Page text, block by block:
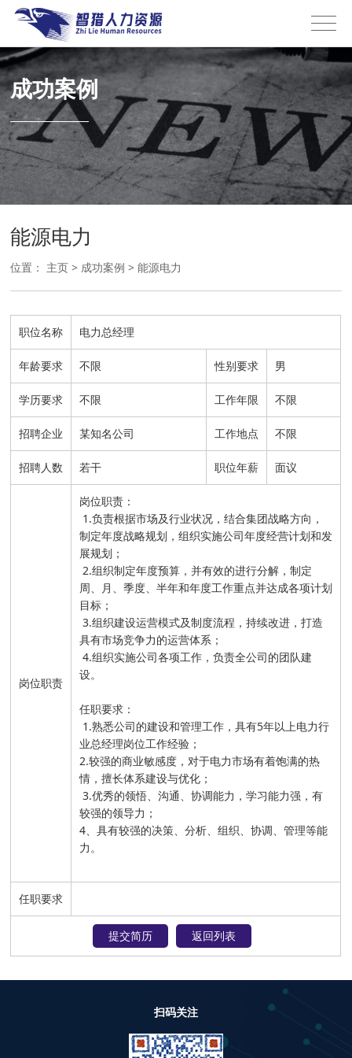
成功案例
能源电力
位置： 主页 > 成功案例 >能源电力
职位名称 电力总经理
年龄要求 不限 性别要求 男
学历要求 不限 工作年限 不限
招聘企业 某知名公司 工作地点 不限
招聘人数 若干 职位年薪 面议
岗位职责
岗位职责：
1.负责根据市场及行业状况，结合集团战略方向，
制定年度战略规划，组织实施公司年度经营计划和发
展规划；
2.组织制定年度预算，并有效的进行分解，制定
周、月、季度、半年和年度工作重点并达成各项计划
目标；
3.组织建设运营模式及制度流程，持续改进，打造
具有市场竞争力的运营体系；
4.组织实施公司各项工作，负责全公司的团队建
设。
任职要求：
1.熟悉公司的建设和管理工作，具有5年以上电力行
业总经理岗位工作经验；
2.较强的商业敏感度，对于电力市场有着饱满的热
情，擅长体系建设与优化；
3.优秀的领悟、沟通、协调能力，学习能力强，有
较强的领导力；
4、具有较强的决策、分析、组织、协调、管理等能
力。
任职要求
提交简历 返回列表
扫码关注